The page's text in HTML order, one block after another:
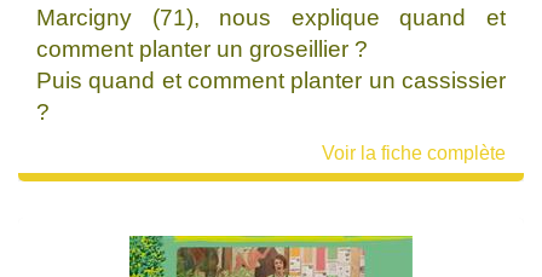
Marcigny (71), nous explique quand et
comment planter un groseillier ?
Puis quand et comment planter un cassissier
?
Voir la fiche complète